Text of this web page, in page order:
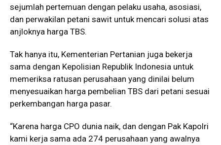
sejumlah pertemuan dengan pelaku usaha, asosiasi,
dan perwakilan petani sawit untuk mencari solusi atas
anjloknya harga TBS.
Tak hanya itu, Kementerian Pertanian juga bekerja
sama dengan Kepolisian Republik Indonesia untuk
memeriksa ratusan perusahaan yang dinilai belum
menyesuaikan harga pembelian TBS dari petani sesuai
perkembangan harga pasar.
“Karena harga CPO dunia naik, dan dengan Pak Kapolri
kami kerja sama ada 274 perusahaan yang awalnya